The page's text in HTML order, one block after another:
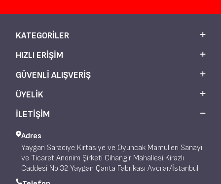
KATEGORILER
HIZLI ERIŞIM
GÜVENLI ALIŞVERIŞ
ÜYELIK
İLETİŞİM
Adres
Yaygan Saraciye Kırtasiye ve Oyuncak Mamulleri Sanayi
ve Ticaret Anonim Şirketi Cihangir Mahallesi Kirazlı
Caddesi No:32 Yaygan Çanta Fabrikası Avcılar/İstanbul